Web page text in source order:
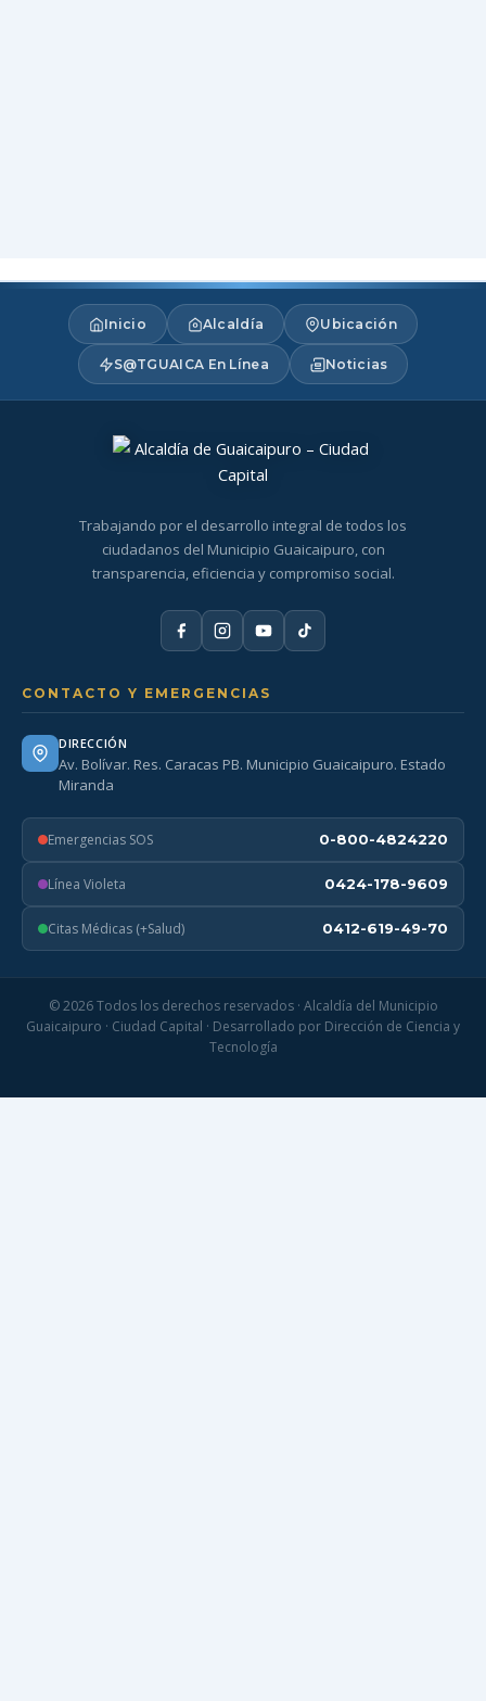
Inicio Alcaldía Ubicación
S@TGUAICA En Línea Noticias
Trabajando por el desarrollo integral de todos los
ciudadanos del Municipio Guaicaipuro, con
transparencia, eficiencia y compromiso social.
CONTACTO Y EMERGENCIAS
DIRECCIÓN
Av. Bolívar. Res. Caracas PB. Municipio Guaicaipuro. Estado
Miranda
Emergencias SOS 0-800-4824220
Línea Violeta 0424-178-9609
Citas Médicas (+Salud) 0412-619-49-70
© 2026 Todos los derechos reservados · Alcaldía del Municipio
Guaicaipuro · Ciudad Capital · Desarrollado por Dirección de Ciencia y
Tecnología